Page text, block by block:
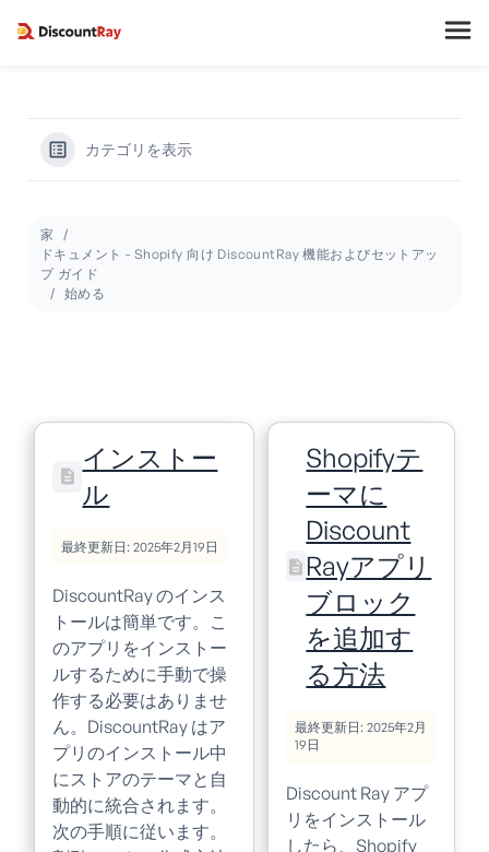
カテゴリを表示
家
ドキュメント - Shopify 向け DiscountRay 機能およびセットアッ
プ ガイド
始める
インストー
ル
最終更新日: 2025年2月19日
DiscountRay のインス
トールは簡単です。こ
のアプリをインストー
ルするために手動で操
作する必要はありませ
ん。DiscountRay はア
プリのインストール中
にストアのテーマと自
動的に統合されます。
次の手順に従います。
Shopifyテ
ーマに
Discount
Rayアプリ
ブロック
を追加す
る方法
最終更新日: 2025年2月
19日
Discount Ray アプ
リをインストール
したら、Shopify